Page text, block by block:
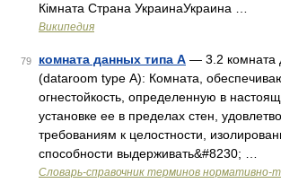
Кімната Страна УкраинаУкраина …
Википедия
79 комната данных типа A — 3.2 комната
(dataroom type А): Комната,
огнестойкость, определенную в
установке ее в пределах стен,
требованиям к целостности,
способности выдерживать&#8230; …
Словарь-справочник терминов нормативно-